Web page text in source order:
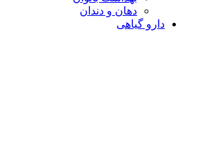
دهان و دندان
دارو گیاهی